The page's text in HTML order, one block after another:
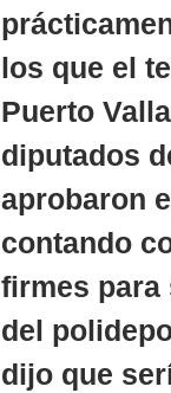
los que el
Puerto
diputados
aprobaron
contando
firmes para
del
dijo que